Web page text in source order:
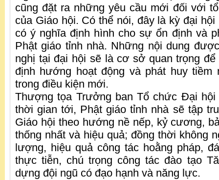
cũng đặt ra những yêu cầu mới đối với
của Giáo hội. Có thể nói, đây là kỳ đại
có ý nghĩa định hình cho sự ổn định và
Phật giáo tỉnh nhà. Những nội dung
nghị tại đại hội sẽ là cơ sở quan trọng
định hướng hoạt động và phát huy tiềm
trong điều kiện mới.
Thượng tọa Trưởng ban Tổ chức Đại hội
thời gian tới, Phật giáo tỉnh nhà sẽ tập
Giáo hội theo hướng nề nếp, kỷ cương,
thống nhất và hiệu quả; đồng thời không
lượng, hiệu quả công tác hoằng pháp,
thực tiễn, chú trọng công tác đào tạo
dựng đội ngũ có đạo hạnh và năng lực.